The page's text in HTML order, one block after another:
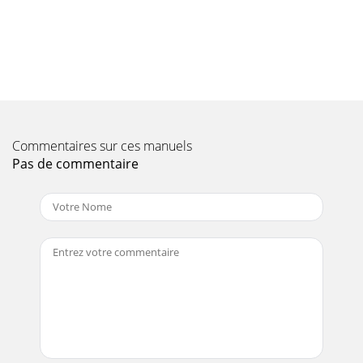
DCA-220SSVU— MANUAL DE OPERACION Y PARTES — REV.
#1 (20/01/06) — PAG 191DCA-220SSVU — PANEL DE
Page 12
— REV. #1 (20/01/06)
Page 14 - DCA-220SSVU — INSTALACION
Commentaires sur ces manuels
Pas de commentaire